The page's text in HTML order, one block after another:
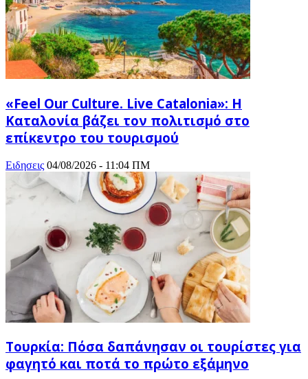
«Feel Our Culture. Live Catalonia»: Η
Καταλονία βάζει τον πολιτισμό στο
επίκεντρο του τουρισμού
Ειδησεις 04/08/2026 - 11:04 ΠΜ
Τουρκία: Πόσα δαπάνησαν οι τουρίστες για
φαγητό και ποτά το πρώτο εξάμηνο